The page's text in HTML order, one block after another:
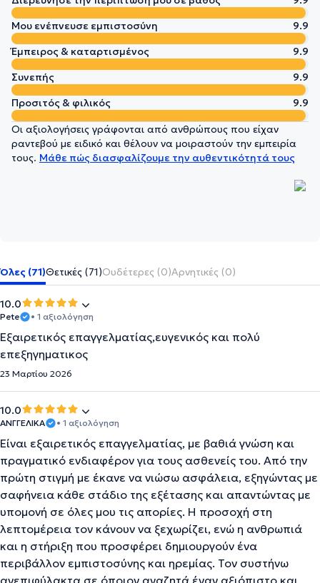
Μου ενέπνευσε εμπιστοσύνη
9.9
Έμπειρος & καταρτισμένος
9.9
Συνεπής
9.9
Προσιτός & φιλικός
9.9
Οι αξιολογήσεις γράφονται από ανθρώπους που είχαν
ραντεβού με ειδικό και θέλουν να μοιραστούν την εμπειρία
τους. Μάθε πώς διασφαλίζουμε την αυθεντικότητά τους
Όλες (71)Θετικές (71)Ουδέτερες (0)Αρνητικές (0)
10.0
Pete • 1 αξιολόγηση
Εξαιρετικός επαγγελματίας,ευγενικός και πολύ
επεξηγηματικος
23 Μαρτίου 2026
10.0
ΑΝΓΓΕΛΙΚΑ • 1 αξιολόγηση
Είναι εξαιρετικός επαγγελματίας, με βαθιά γνώση και
πραγματικό ενδιαφέρον για τους ασθενείς του. Από την
πρώτη στιγμή με έκανε να νιώσω ασφάλεια, εξηγώντας με
σαφήνεια κάθε στάδιο της εξέτασης και απαντώντας με
υπομονή σε όλες μου τις απορίες. Η προσοχή στη
λεπτομέρεια τον κάνουν να ξεχωρίζει, ενώ η ανθρωπιά
και η στήριξη που προσφέρει δημιουργούν ένα
περιβάλλον εμπιστοσύνης και ηρεμίας. Τον συστήνω
ανεπιφύλακτα σε όποιον αναζητά έναν αξιόπιστο και